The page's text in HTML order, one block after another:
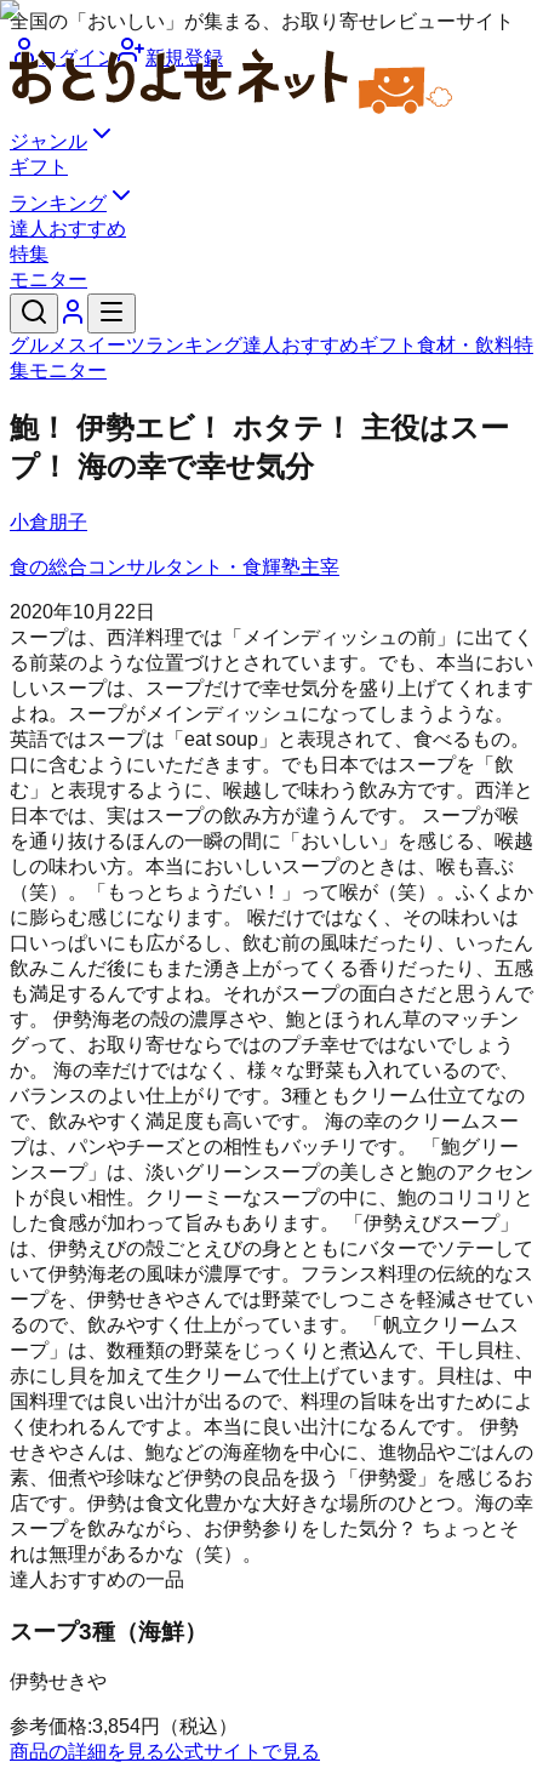
全国の「おいしい」が集まる、お取り寄せレビューサイト
ログイン
新規登録
ジャンル
ギフト
ランキング
達人おすすめ
特集
モニター
グルメ スイーツランキング達人おすすめギフト 食材・飲料特
集モニター
鮑！ 伊勢エビ！ ホタテ！ 主役はスー
プ！ 海の幸で幸せ気分
小倉朋子
食の総合コンサルタント・食輝塾主宰
2020年10月22日
スープは、西洋料理では「メインディッシュの前」に出てく
る前菜のような位置づけとされています。でも、本当におい
しいスープは、スープだけで幸せ気分を盛り上げてくれます
よね。スープがメインディッシュになってしまうような。
英語ではスープは「eat soup」と表現されて、食べるもの。
口に含むようにいただきます。でも日本ではスープを「飲
む」と表現するように、喉越しで味わう飲み方です。西洋と
日本では、実はスープの飲み方が違うんです。 スープが喉
を通り抜けるほんの一瞬の間に「おいしい」を感じる、喉越
しの味わい方。本当においしいスープのときは、喉も喜ぶ
（笑）。「もっとちょうだい！」って喉が（笑）。ふくよか
に膨らむ感じになります。 喉だけではなく、その味わいは
口いっぱいにも広がるし、飲む前の風味だったり、いったん
飲みこんだ後にもまた湧き上がってくる香りだったり、五感
も満足するんですよね。それがスープの面白さだと思うんで
す。 伊勢海老の殻の濃厚さや、鮑とほうれん草のマッチン
グって、お取り寄せならではのプチ幸せではないでしょう
か。 海の幸だけではなく、様々な野菜も入れているので、
バランスのよい仕上がりです。3種ともクリーム仕立てなの
で、飲みやすく満足度も高いです。 海の幸のクリームスー
プは、パンやチーズとの相性もバッチリです。 「鮑グリー
ンスープ」は、淡いグリーンスープの美しさと鮑のアクセン
トが良い相性。クリーミーなスープの中に、鮑のコリコリと
した食感が加わって旨みもあります。 「伊勢えびスープ」
は、伊勢えびの殻ごとえびの身とともにバターでソテーして
いて伊勢海老の風味が濃厚です。フランス料理の伝統的なス
ープを、伊勢せきやさんでは野菜でしつこさを軽減させてい
るので、飲みやすく仕上がっています。 「帆立クリームス
ープ」は、数種類の野菜をじっくりと煮込んで、干し貝柱、
赤にし貝を加えて生クリームで仕上げています。貝柱は、中
国料理では良い出汁が出るので、料理の旨味を出すためによ
く使われるんですよ。本当に良い出汁になるんです。 伊勢
せきやさんは、鮑などの海産物を中心に、進物品やごはんの
素、佃煮や珍味など伊勢の良品を扱う「伊勢愛」を感じるお
店です。伊勢は食文化豊かな大好きな場所のひとつ。海の幸
スープを飲みながら、お伊勢参りをした気分？ ちょっとそ
れは無理があるかな（笑）。
達人おすすめの一品
スープ3種（海鮮）
伊勢せきや
参考価格:3,854円
（税込）
商品の詳細を見る公式サイトで見る